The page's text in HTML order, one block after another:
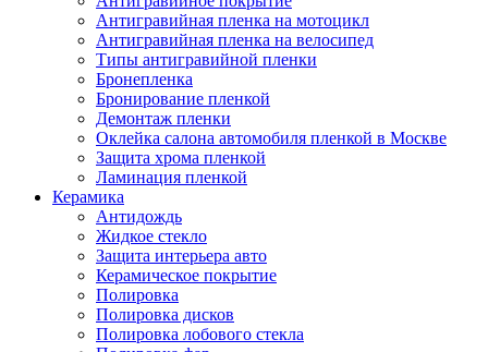
Антигравийная пленка на мотоцикл
Антигравийная пленка на велосипед
Типы антигравийной пленки
Бронепленка
Бронирование пленкой
Демонтаж пленки
Оклейка салона автомобиля пленкой в Москве
Защита хрома пленкой
Ламинация пленкой
Керамика
Антидождь
Жидкое стекло
Защита интерьера авто
Керамическое покрытие
Полировка
Полировка дисков
Полировка лобового стекла